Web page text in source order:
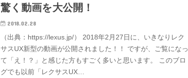
驚く動画を大公開！
2018.02.28
（出典：https://lexus.jp/） 2018年2月27日に、いきなりレク
サスUX新型の動画が公開されました！！ ですが、ご覧になっ
て「え！？」と感じた方もすごく多いと思います。 このブロ
グでも以前「レクサスUX…